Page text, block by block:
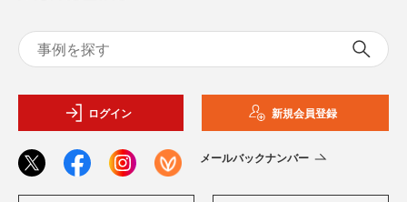
ログイン 新規会員登録
メールバックナンバー